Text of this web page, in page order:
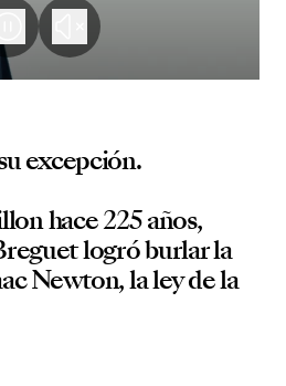
excepción.
hace 225 años,
logró burlar la
Newton, la ley de la